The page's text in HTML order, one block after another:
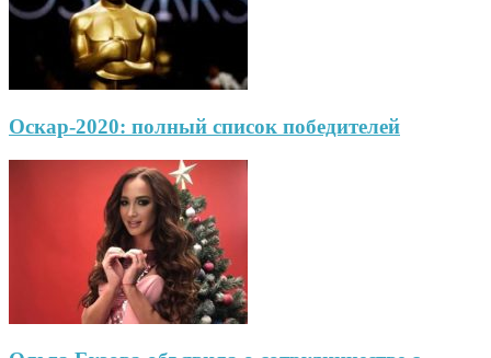
Оскар-2020: полный список победителей